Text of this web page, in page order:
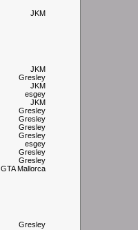
JKM
JKM
Gresley
JKM
esgey
JKM
Gresley
Gresley
Gresley
Gresley
esgey
Gresley
Gresley
GTA Mallorca
Gresley